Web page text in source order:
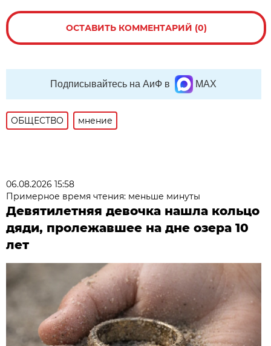
ОСТАВИТЬ КОММЕНТАРИЙ (0)
Подписывайтесь на АиФ в MAX
ОБЩЕСТВО мнение
06.08.2026 15:58
Примерное время чтения: меньше минуты
Девятилетняя девочка нашла кольцо
дяди, пролежавшее на дне озера 10
лет